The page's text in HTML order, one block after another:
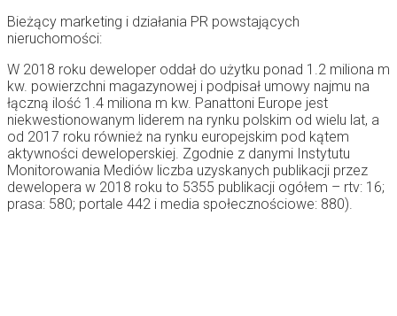
Bieżący marketing i działania PR powstających
nieruchomości:
W 2018 roku deweloper oddał do użytku ponad 1.2 miliona m
kw. powierzchni magazynowej i podpisał umowy najmu na
łączną ilość 1.4 miliona m kw. Panattoni Europe jest
niekwestionowanym liderem na rynku polskim od wielu lat, a
od 2017 roku również na rynku europejskim pod kątem
aktywności deweloperskiej. Zgodnie z danymi Instytutu
Monitorowania Mediów liczba uzyskanych publikacji przez
dewelopera w 2018 roku to 5355 publikacji ogółem – rtv: 16;
prasa: 580; portale 442 i media społecznościowe: 880).